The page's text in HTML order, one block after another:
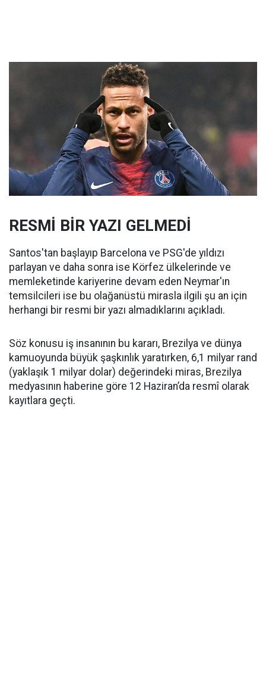
RESMİ BİR YAZI GELMEDİ
Santos'tan başlayıp Barcelona ve PSG'de yıldızı
parlayan ve daha sonra ise Körfez ülkelerinde ve
memleketinde kariyerine devam eden Neymar'ın
temsilcileri ise bu olağanüstü mirasla ilgili şu an için
herhangi bir resmi bir yazı almadıklarını açıkladı.
Söz konusu iş insanının bu kararı, Brezilya ve dünya
kamuoyunda büyük şaşkınlık yaratırken, 6,1 milyar rand
(yaklaşık 1 milyar dolar) değerindeki miras, Brezilya
medyasının haberine göre 12 Haziran’da resmî olarak
kayıtlara geçti.